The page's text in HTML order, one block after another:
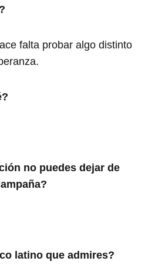
falta probar algo distinto
no puedes dejar de
latino que admires?